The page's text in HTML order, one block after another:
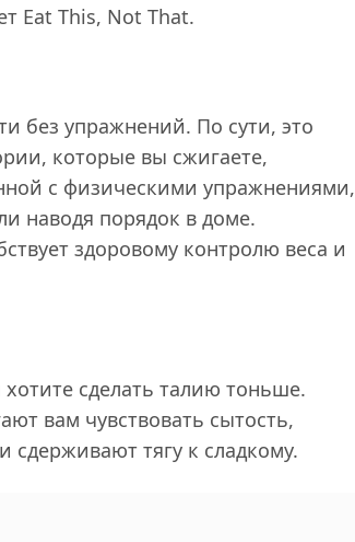
Eat This, Not That.
без упражнений. По сути, это
которые вы сжигаете,
с физическими упражнениями,
наводя порядок в доме.
здоровому контролю веса и
сделать талию тоньше.
вам чувствовать сытость,
сдерживают тягу к сладкому.